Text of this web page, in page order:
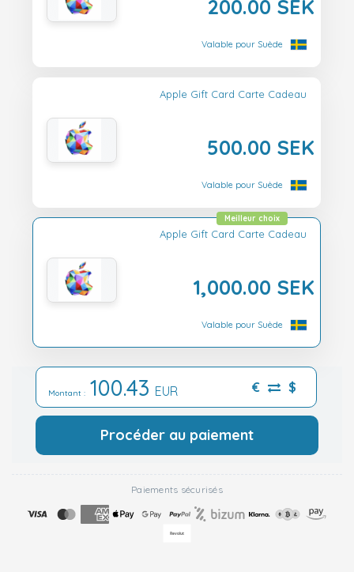
200.00 SEK
Valable pour Suède
Apple Gift Card Carte Cadeau
500.00 SEK
Valable pour Suède
Apple Gift Card Carte Cadeau
1,000.00 SEK
Meilleur choix
Valable pour Suède
Montant : 100.43 EUR € $
Procéder au paiement
Paiements sécurisés